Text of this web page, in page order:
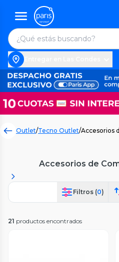
Outlet/Tecno Outlet/Accesorios
Accesorios de
Filtros (0)
21 productos encontrados